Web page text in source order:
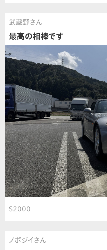
武蔵野さん
最高の相棒です
S2000
ノボジイさん